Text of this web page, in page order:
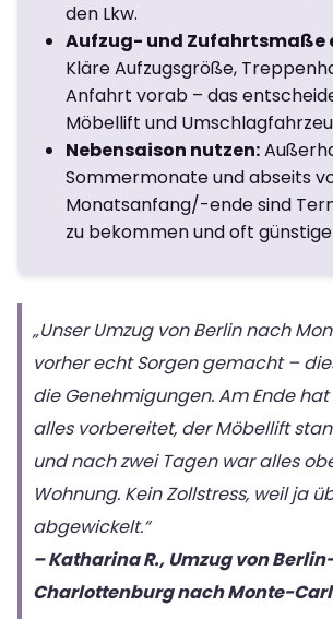
den Lkw.
Aufzug- und Zufahrtsmaße
Kläre Aufzugsgröße,
Anfahrt vorab – das
Möbellift und
Nebensaison nutzen:
Sommermonate und abseits
Monatsanfang/-ende sind
zu bekommen und oft
„Unser Umzug von Berlin nach
vorher echt Sorgen gemacht –
die Genehmigungen. Am Ende
alles vorbereitet, der Möbellift
und nach zwei Tagen war alles
Wohnung. Kein Zollstress, weil ja
abgewickelt.“
– Katharina R., Umzug von
Charlottenburg nach Monte-